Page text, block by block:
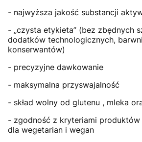
- najwyższa jakość substancji
- „czysta etykieta” (bez zbędnych
dodatków technologicznych,
konserwantów)
- precyzyjne dawkowanie
- maksymalna przyswajalność
- skład wolny od glutenu , mleka
- zgodność z kryteriami
dla wegetarian i wegan